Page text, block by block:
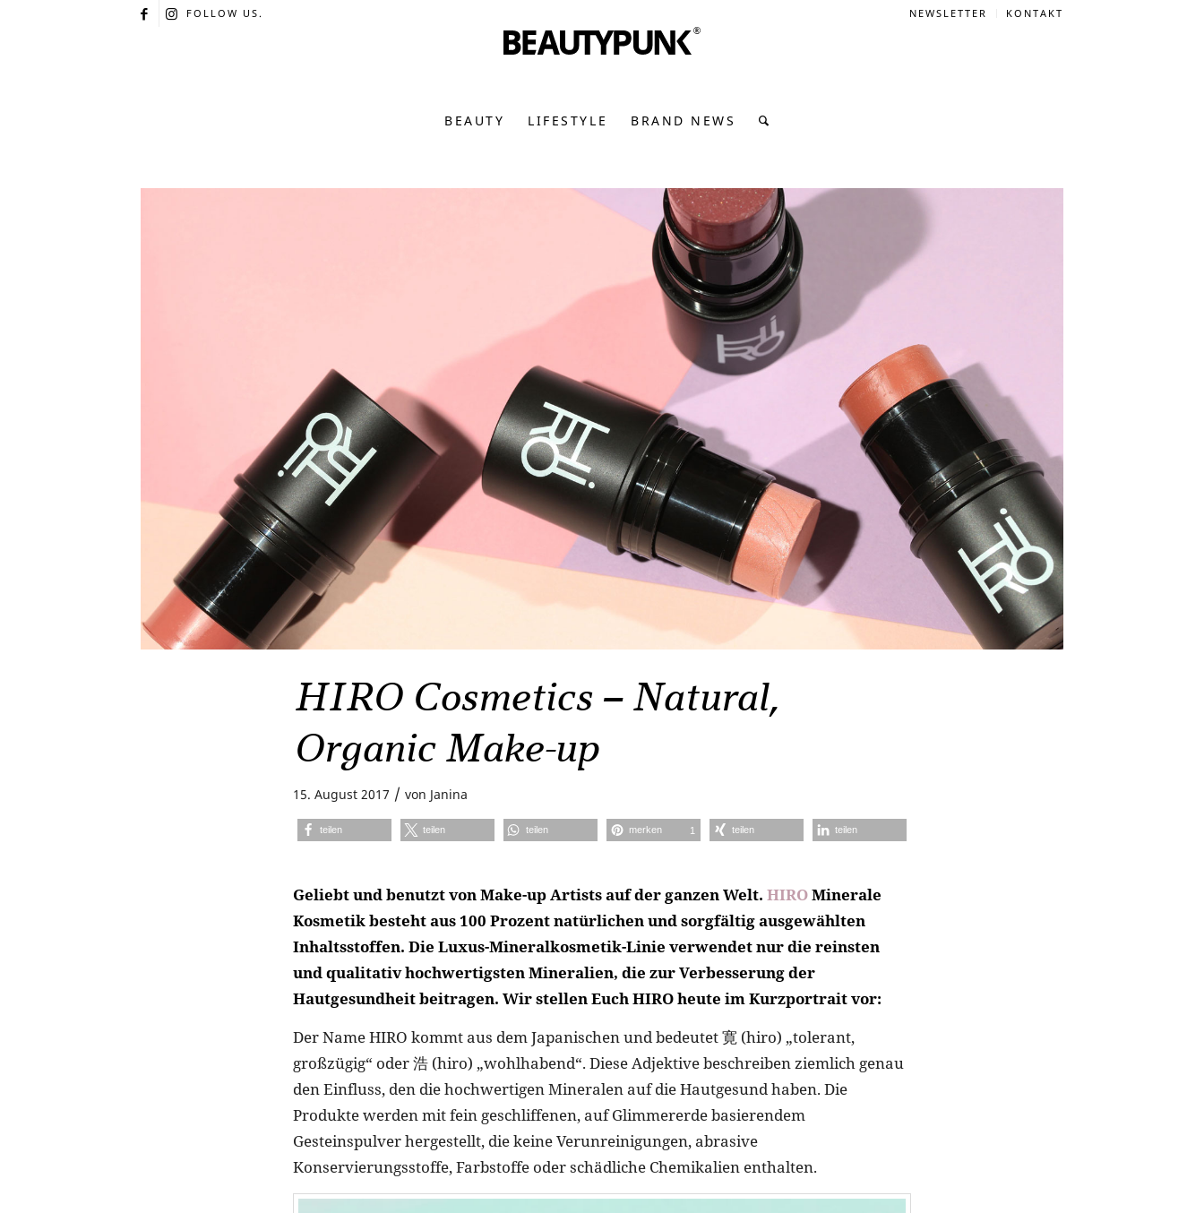
NEWSLETTER KONTAKT
FOLLOW US.
BEAUTY LIFESTYLE BRAND NEWS
HIRO Cosmetics – Natural,
Organic Make-up
15. August 2017 / von Janina
teilen teilen teilen merken 1 teilen teilen
Geliebt und benutzt von Make-up Artists auf der ganzen Welt. HIROMinerale
Kosmetik besteht aus 100 Prozent natürlichen und sorgfältig ausgewählten
Inhaltsstoffen. Die Luxus-Mineralkosmetik-Linie verwendet nur die reinsten
und qualitativ hochwertigsten Mineralien, die zur Verbesserung der
Hautgesundheit beitragen. Wir stellen Euch HIRO heute im Kurzportrait vor:
Der Name HIRO kommt aus dem Japanischen und bedeutet 寛 (hiro) „tolerant,
großzügig“ oder 浩 (hiro) „wohlhabend“. Diese Adjektive beschreiben ziemlich genau
den Einfluss, den die hochwertigen Mineralen auf die Hautgesund haben. Die
Produkte werden mit fein geschliffenen, auf Glimmererde basierendem
Gesteinspulver hergestellt, die keine Verunreinigungen, abrasive
Konservierungsstoffe, Farbstoffe oder schädliche Chemikalien enthalten.